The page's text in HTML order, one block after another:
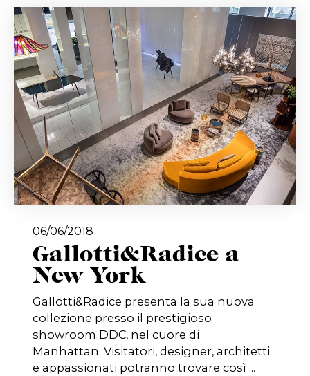
06/06/2018
Gallotti&Radice a
New York
Gallotti&Radice presenta la sua nuova
collezione presso il prestigioso
showroom DDC, nel cuore di
Manhattan. Visitatori, designer, architetti
e appassionati potranno trovare così ...